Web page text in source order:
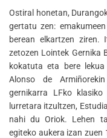
Ostiral honetan,
gertatu zen:
berean elkartzen
zetozen Lointek Gernika
kokatuta eta bere
Alonso de
gernikarra LFko
lurretara itzultzen,
nahi du Oriok. Lehen
egiteko aukera izan zuen